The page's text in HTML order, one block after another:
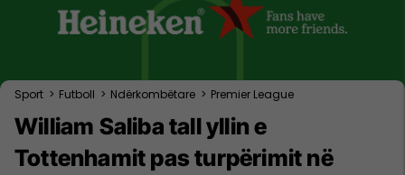
Sport > Futboll > Ndërkombëtare > Premier League
William Saliba tall yllin e
Tottenhamit pas turpërimit në